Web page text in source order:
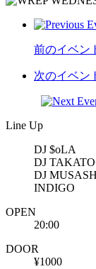
前のイベン
次のイベン
Line Up
DJ $oLA
DJ TAKATO
DJ
INDIGO
OPEN
20:00
DOOR
¥1000